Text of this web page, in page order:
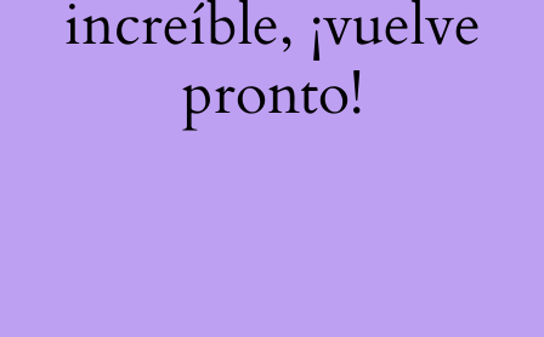
increíble, ¡vuelve
pronto!